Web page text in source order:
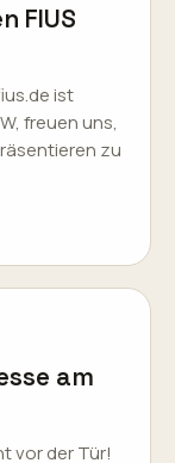
FIUS
ist
freuen uns,
zu
am
vor der Tür!